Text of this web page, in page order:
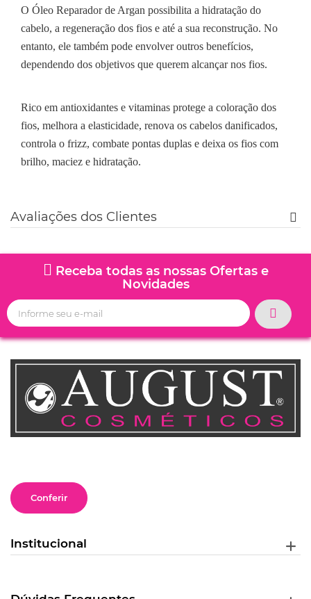
O Óleo Reparador de Argan possibilita a hidratação do
cabelo, a regeneração dos fios e até a sua reconstrução. No
entanto, ele também pode envolver outros benefícios,
dependendo dos objetivos que querem alcançar nos fios.
Rico em antioxidantes e vitaminas protege a coloração dos
fios, melhora a elasticidade, renova os cabelos danificados,
controla o frizz, combate pontas duplas e deixa os fios com
brilho, maciez e hidratação.
Avaliações dos Clientes
Receba todas as nossas Ofertas e
Novidades
Conferir
Institucional